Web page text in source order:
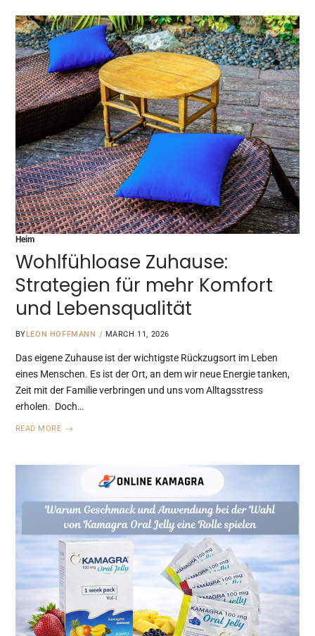
Heim
Wohlfühloase Zuhause:
Strategien für mehr Komfort
und Lebensqualität
BYLEON HOFFMANN MARCH 11, 2026
Das eigene Zuhause ist der wichtigste Rückzugsort im Leben
eines Menschen. Es ist der Ort, an dem wir neue Energie tanken,
Zeit mit der Familie verbringen und uns vom Alltagsstress
erholen. Doch…
READ MORE